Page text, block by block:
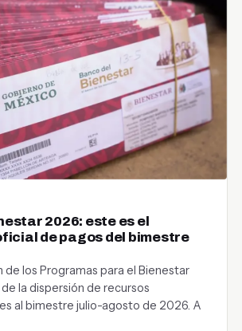
2026: este es el
de pagos del bimestre
de los Programas para el Bienestar
la dispersión de recursos
al bimestre julio-agosto de 2026. A